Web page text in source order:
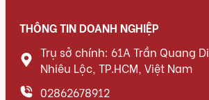
THÔNG TIN DOANH NGHIỆP
Trụ sở chính: 61A Trần Quang
Nhiêu Lộc, TP.HCM, Việt Nam
02862678912